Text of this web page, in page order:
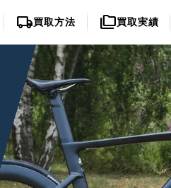
local_shipping買取方法 folder_copy買取実績